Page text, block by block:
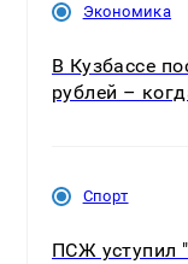
Экономика
В Кузбассе
рублей –
Спорт
ПСЖ уступил